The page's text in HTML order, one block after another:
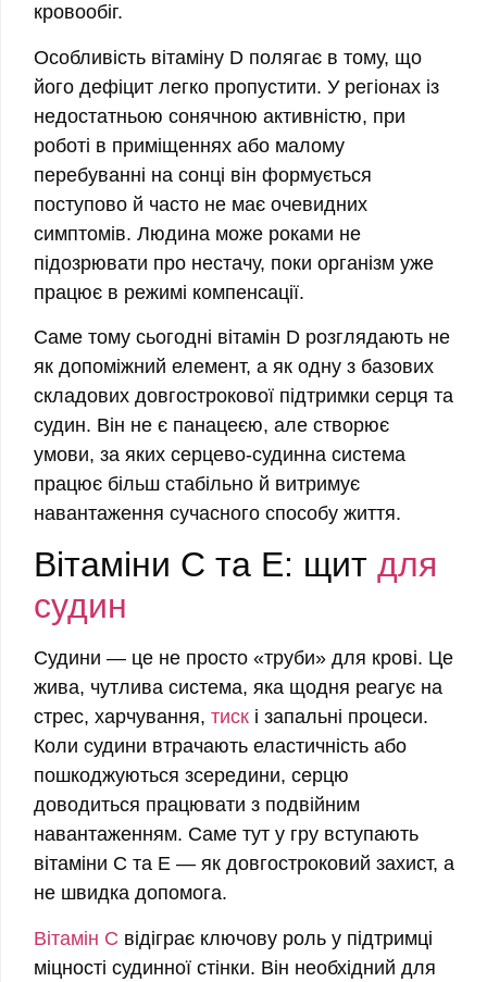
кровообіг.
Особливість вітаміну D полягає в тому, що
його дефіцит легко пропустити. У регіонах із
недостатньою сонячною активністю, при
роботі в приміщеннях або малому
перебуванні на сонці він формується
поступово й часто не має очевидних
симптомів. Людина може роками не
підозрювати про нестачу, поки організм уже
працює в режимі компенсації.
Саме тому сьогодні вітамін D розглядають не
як допоміжний елемент, а як одну з базових
складових довгострокової підтримки серця та
судин. Він не є панацеєю, але створює
умови, за яких серцево-судинна система
працює більш стабільно й витримує
навантаження сучасного способу життя.
Вітаміни C та E: щит для
судин
Судини — це не просто «труби» для крові. Це
жива, чутлива система, яка щодня реагує на
стрес, харчування, тиск і запальні процеси.
Коли судини втрачають еластичність або
пошкоджуються зсередини, серцю
доводиться працювати з подвійним
навантаженням. Саме тут у гру вступають
вітаміни C та E — як довгостроковий захист, а
не швидка допомога.
Вітамін C відіграє ключову роль у підтримці
міцності судинної стінки. Він необхідний для